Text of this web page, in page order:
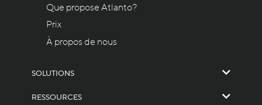
Que propose Atlanto?
Prix
À propos de nous
SOLUTIONS
RESSOURCES